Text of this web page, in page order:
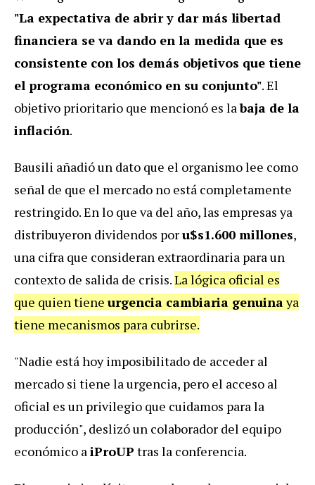
"La expectativa de abrir y dar más libertad
financiera se va dando en la medida que es
consistente con los demás objetivos que tiene
el programa económico en su conjunto". El
objetivo prioritario que mencionó es labaja de la
inflación.
Bausili añadió un dato que el organismo lee como
señal de que el mercado no está completamente
restringido. En lo que va del año, las empresas ya
distribuyeron dividendos poru$s1.600 millones,
una cifra que consideran extraordinaria para un
contexto de salida de crisis.La lógica oficial es
que quien tiene urgencia cambiaria genuinaya
tiene mecanismos para cubrirse.
"Nadie está hoy imposibilitado de acceder al
mercado si tiene la urgencia, pero el acceso al
oficial es un privilegio que cuidamos para la
producción", deslizó un colaborador del equipo
económico aiProUP tras la conferencia.